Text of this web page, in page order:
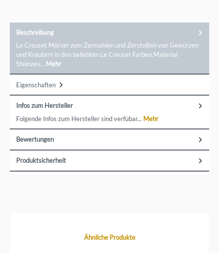
Beschreibung
Le Creuset Mörser zum Zermahlen und Zerstoßen von Gewürzen
und Kräutern in den beliebten Le Creuset Farben.Material
Steinzeu… Mehr
Eigenschaften
Infos zum Hersteller
Folgende Infos zum Hersteller sind verfübar... Mehr
Bewertungen
Produktsicherheit
Produktgalerie überspringenÄhnliche Produkte